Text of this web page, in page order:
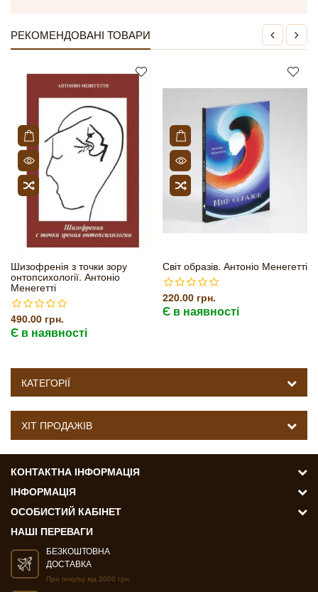
РЕКОМЕНДОВАНІ ТОВАРИ
Шизофренія з точки зору
онтопсихології. Антоніо
Менегетті
490.00 грн.
Є в наявності
Світ образів. Антоніо Менегетті
220.00 грн.
Є в наявності
КАТЕГОРІЇ
ХІТ ПРОДАЖІВ
КОНТАКТНА ІНФОРМАЦІЯ
ІНФОРМАЦІЯ
ОСОБИСТИЙ КАБІНЕТ
НАШІ ПЕРЕВАГИ
БЕЗКОШТОВНА
ДОСТАВКА
При покупці від 3000 грн.